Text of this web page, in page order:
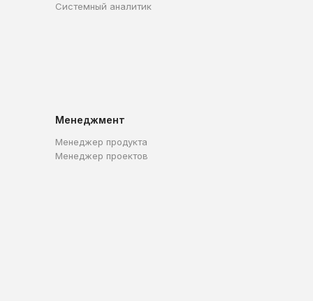
Системный аналитик
Менеджмент
Менеджер продукта
Менеджер проектов